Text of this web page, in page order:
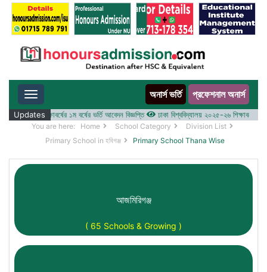
Toggle navigation অনার্স ভর্তি প্রফেশনাল অনার্স
Updates
২০২৫-২৬ শিক্ষাবর্ষের ১ম বর্ষের ভর্তি আবেদন বিজ্ঞপ্তি ঢাকা বিশ্ববিদ্যালয় ২০২৫-২৬ শিক্ষাবর্ষে
You are here: Home School Category
Division List
Primary School in হবিগঞ্জ
Primary School Thana Wise
আজমিরিগঞ্জ
( 65 Schools & Growing )